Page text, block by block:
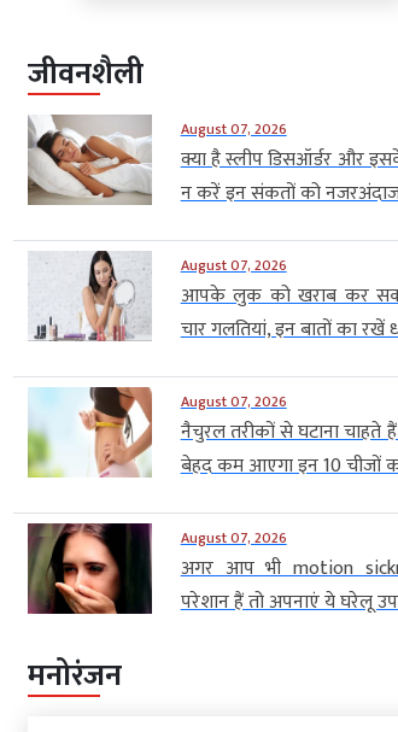
जीवनशैली
August 07, 2026
क्या है स्लीप डिसऑर्डर और
न करें इन संकतों को
August 07, 2026
आपके लुक को खराब कर
चार गलतियां, इन बातों का रखें
August 07, 2026
नैचुरल तरीकों से घटाना चाहते
बेहद कम आएगा इन 10 चीजों
August 07, 2026
अगर आप भी motion
परेशान हैं तो अपनाएं ये घरेलू
मनोरंजन